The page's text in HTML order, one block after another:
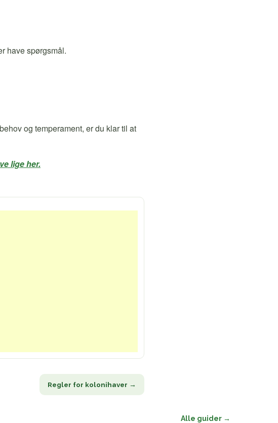
have spørgsmål.
og temperament, er du klar til at
lige her.
Regler for kolonihaver →
Alle guider →